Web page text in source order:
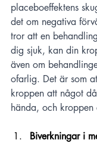
placeboeffektens
det om negativa
tror att en
dig sjuk, kan din
även om
ofarlig. Det är som
kroppen att något
hända, och kroppen
Biverkningar i